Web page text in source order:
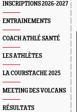
INSCRIPTIONS 2026-2027
ENTRAINEMENTS
COACH ATHLÉ SANTÉ
LES ATHLÈTES
LA COURSTACHE 2025
MEETING DES VOLCANS
RÉSULTATS